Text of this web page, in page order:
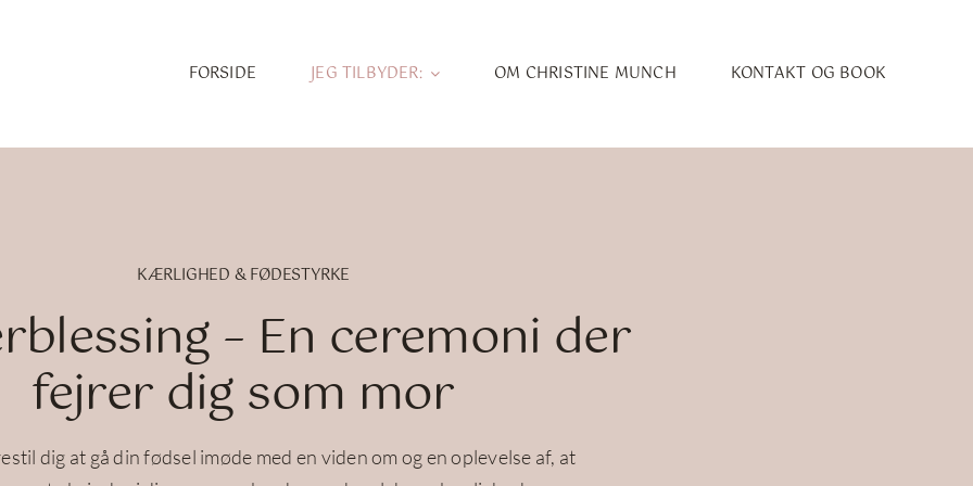
FORSIDE JEG TILBYDER: OM CHRISTINE MUNCH KONTAKT OG BOOK
KÆRLIGHED & FØDESTYRKE
– En ceremoni der
fejrer dig som mor
dig at gå din fødsel imøde med en viden om og en oplevelse af, at